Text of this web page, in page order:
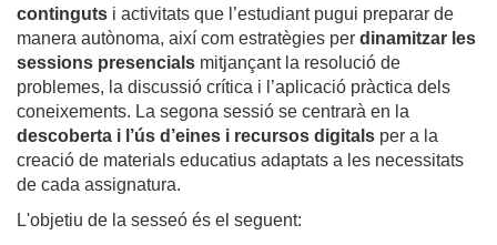
continguts i activitats que l’estudiant pugui preparar de
manera autònoma, així com estratègies per dinamitzar les
sessions presencials mitjançant la resolució de
problemes, la discussió crítica i l’aplicació pràctica dels
coneixements. La segona sessió se centrarà en la
descoberta i l’ús d’eines i recursos digitals per a la
creació de materials educatius adaptats a les necessitats
de cada assignatura.
L'objetiu de la sesseó és el seguent: